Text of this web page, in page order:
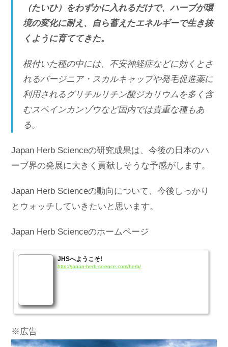
（たいひ）をわずかに入れるだけで、ハーブが環
境の変化に耐え、自ら蓄えたエネルギーで生き抜
くように育ててきた。
根付いた種の中には、不安神経症などに効くとさ
れるバージニア・スカルキャップや発毛促進薬に
利用されるグリチルリチン酸ジカリウムを多く含
むスペインカンゾウなど国内では貴重な種もあ
る。
Japan Herb Scienceの研究成果は、今後の日本のハ
ーブ界の発展に大きく貢献しそうな予感がします。
Japan Herb Scienceの動向について、今後しっかり
とウォッチしていきたいと思います。
Japan Herb Scienceのホームページ
JHSへようこそ!
http://japan-herb-science.com/herb/
※広告